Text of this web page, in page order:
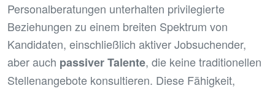
Personalberatungen unterhalten privilegierte
Beziehungen zu einem breiten Spektrum von
Kandidaten, einschließlich aktiver Jobsuchender,
aber auch passiver Talente, die keine traditionellen
Stellenangebote konsultieren. Diese Fähigkeit,